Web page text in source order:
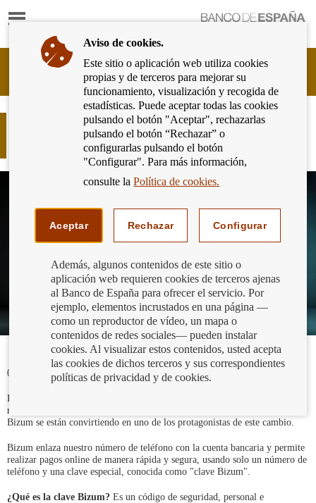
Mostrar
Ir
página
de
inicio
del
Banco
de
España
Cliente
Bancario
Banco
España
Eurosistema,
Compras online con Bizum: guía
práctica para consumidores
08/02/2024
El avance de la tecnología transforma continuamente la forma en que
realizamos nuestras compras. En este sentido, las compras online con
Bizum se están convirtiendo en uno de los protagonistas de este cambio.
Bizum enlaza nuestro número de teléfono con la cuenta bancaria y permite
realizar pagos online de manera rápida y segura, usando solo un número de
teléfono y una clave especial, conocida como "clave Bizum".
¿Qué es la clave Bizum? Es un código de seguridad, personal e
Aviso de cookies.
Este sitio o aplicación web utiliza cookies
propias y de terceros para mejorar su
funcionamiento, visualización y recogida de
estadísticas. Puede aceptar todas las cookies
pulsando el botón "Aceptar", rechazarlas
pulsando el botón “Rechazar” o
configurarlas pulsando el botón
"Configurar". Para más información,
consulte laPolítica de cookies.
Aceptar Rechazar Configurar
Además, algunos contenidos de este sitio o
aplicación web requieren cookies de terceros ajenas
al Banco de España para ofrecer el servicio. Por
ejemplo, elementos incrustados en una página —
como un reproductor de vídeo, un mapa o
contenidos de redes sociales— pueden instalar
cookies. Al visualizar estos contenidos, usted acepta
las cookies de dichos terceros y sus correspondientes
políticas de privacidad y de cookies.